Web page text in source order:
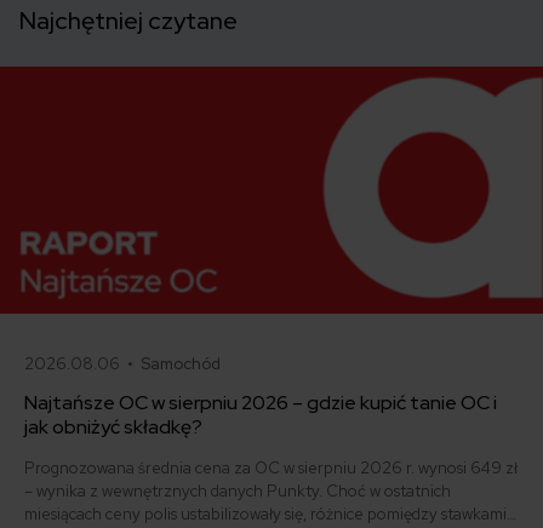
Najchętniej czytane
2026.08.06 • Samochód
Najtańsze OC w sierpniu 2026 – gdzie kupić tanie OC i
jak obniżyć składkę?
Prognozowana średnia cena za OC w sierpniu 2026 r. wynosi 649 zł
– wynika z wewnętrznych danych Punkty. Choć w ostatnich
miesiącach ceny polis ustabilizowały się, różnice pomiędzy stawkami